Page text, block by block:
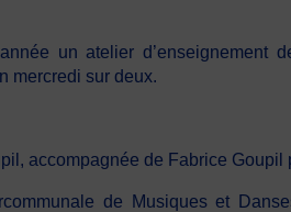
un atelier d’enseignement
mercredi sur deux.
accompagnée de Fabrice Goupil
de Musiques et